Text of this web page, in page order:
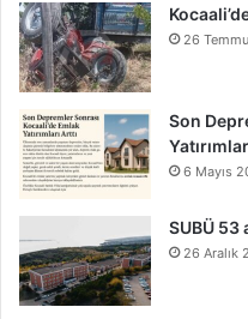
26
Son
6 Mayıs
SUBÜ
26 Aralık